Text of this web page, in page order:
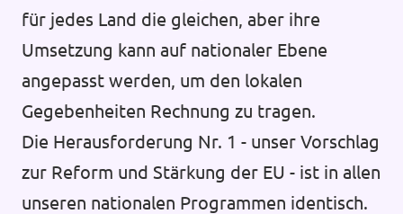
für jedes Land die gleichen, aber ihre
Umsetzung kann auf nationaler Ebene
angepasst werden, um den lokalen
Gegebenheiten Rechnung zu tragen.
Die Herausforderung Nr. 1 - unser Vorschlag
zur Reform und Stärkung der EU - ist in allen
unseren nationalen Programmen identisch.